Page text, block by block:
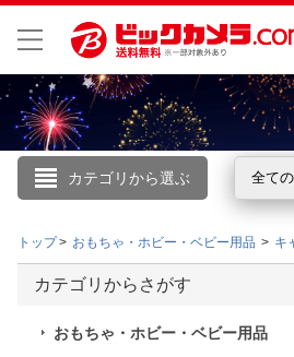
カテゴリから選ぶ 全て
こんにちは
ログイ
トップ おもちゃ・ホビー・ベビー用品 キ
カテゴリからさがす
おもちゃ・ホビー・ベビー用品